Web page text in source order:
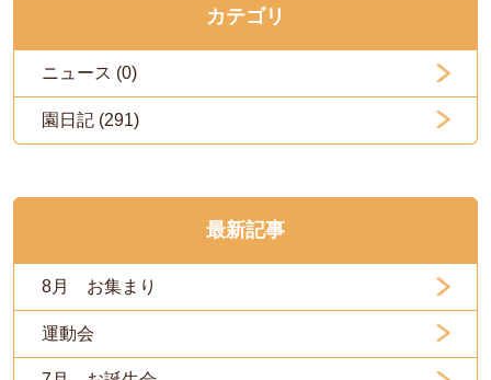
カテゴリ
ニュース (0)
園日記 (291)
最新記事
8月 お集まり
運動会